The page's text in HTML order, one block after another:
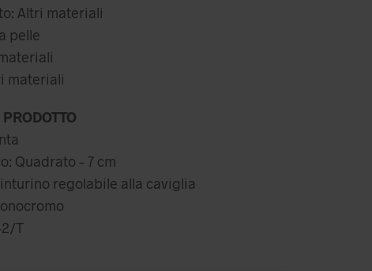
Altri materiali
pelle
materiali
Quadrato – 7 cm
regolabile alla caviglia
T